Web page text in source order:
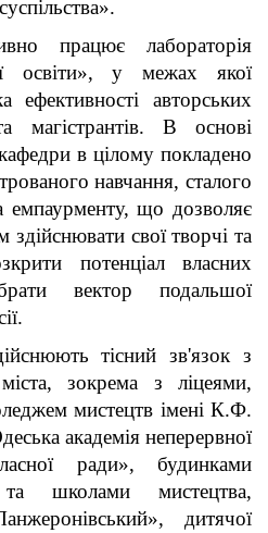
працює лабораторія
освіти», у межах якої
ефективності авторських
магістрантів. В основі
в цілому покладено
навчання, сталого
емпаурменту, що дозволяє
здійснювати свої творчі та
потенціал власних
вектор подальшої
тісний зв'язок з
зокрема з ліцеями,
мистецтв імені К.Ф.
академія неперервної
ради», будинками
та школами мистецтва,
дитячої